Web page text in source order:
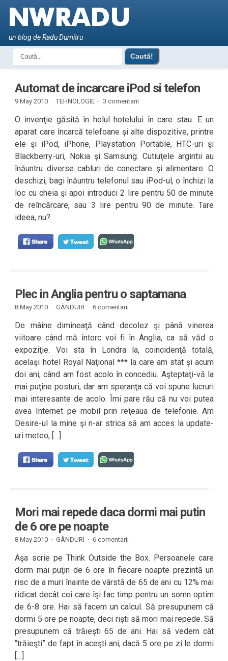
un blog de Radu Dumitru
Automat de incarcare iPod si telefon
9 May 2010 · TEHNOLOGIE · 3 comentarii
O invenţie găsită în holul hotelului în care stau. E un
aparat care încarcă telefoane şi alte dispozitive, printre
ele şi iPod, iPhone, Playstation Portable, HTC-uri şi
Blackberry-uri, Nokia şi Samsung. Cutiuţele argintii au
înăuntru diverse cabluri de conectare şi alimentare. O
deschizi, bagi înăuntru telefonul sau iPod-ul, o închizi la
loc cu cheia şi apoi introduci 2 lire pentru 50 de minute
de reîncărcare, sau 3 lire pentru 90 de minute. Tare
ideea, nu?
Plec in Anglia pentru o saptamana
8 May 2010 · GÂNDURI · 6 comentarii
De mâine dimineaţă când decolez şi până vinerea
viitoare când mă întorc voi fi în Anglia, ca să văd o
expoziţie. Voi sta în Londra la, coincidenţă totală,
acelaşi hotel Royal Naţional *** la care am stat şi acum
doi ani, când am fost acolo în concediu. Aşteptaţi-vă la
mai puţine posturi, dar am speranţa că voi spune lucruri
mai interesante de acolo. Îmi pare rău că nu voi putea
avea Internet pe mobil prin reţeaua de telefonie. Am
Desire-ul la mine şi n-ar strica să am acces la update-
uri meteo, […]
Mori mai repede daca dormi mai putin
de 6 ore pe noapte
8 May 2010 · GÂNDURI · 6 comentarii
Aşa scrie pe Think Outside the Box. Persoanele care
dorm mai puţin de 6 ore în fiecare noapte prezintă un
risc de a muri înainte de vârstă de 65 de ani cu 12% mai
ridicat decât cei care îşi fac timp pentru un somn optim
de 6-8 ore. Hai să facem un calcul. Să presupunem că
dormi 5 ore pe noapte, deci rişti să mori mai repede. Să
presupunem că trăieşti 65 de ani. Hai să vedem cât
“trăieşti” de fapt în aceşti ani, dacă 5 ore pe zi le dormi
[…]